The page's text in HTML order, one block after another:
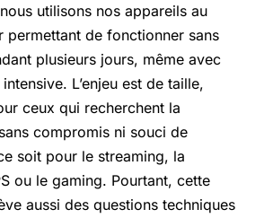
utilisons nos appareils au
permettant de fonctionner sans
plusieurs jours, même avec
L’enjeu est de taille,
ceux qui recherchent la
compromis ni souci de
soit pour le streaming, la
ou le gaming. Pourtant, cette
aussi des questions techniques